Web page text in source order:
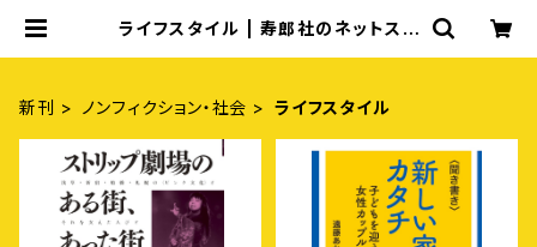
ライフスタイル | 寿郎社のネットスト
新刊 ノンフィクション・社会 ライフスタイル